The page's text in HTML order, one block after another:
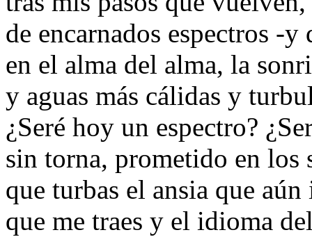
de encarnados espectros -
en el alma del alma, la
y aguas más cálidas y
¿Seré hoy un espectro?
sin torna, prometido en los
que turbas el ansia que
que me traes y el idioma